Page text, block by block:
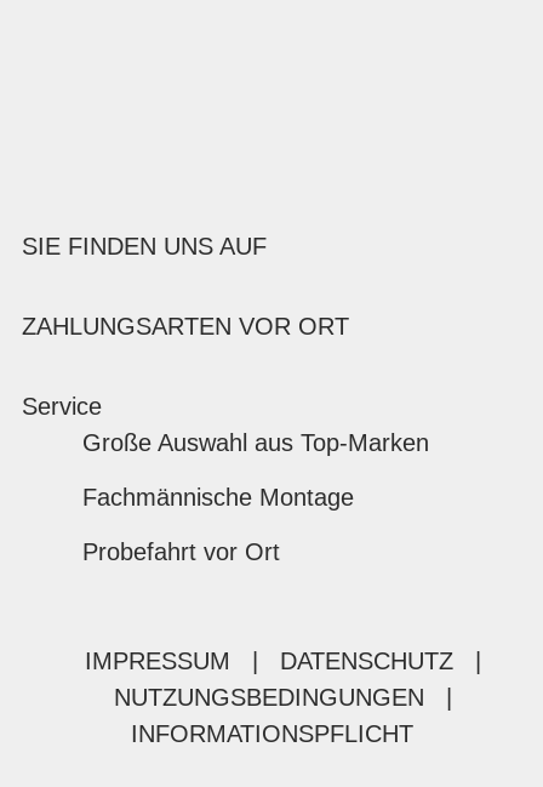
SIE FINDEN UNS AUF
ZAHLUNGSARTEN VOR ORT
Service
Große Auswahl aus Top-Marken
Fachmännische Montage
Probefahrt vor Ort
IMPRESSUM DATENSCHUTZ
NUTZUNGSBEDINGUNGEN
INFORMATIONSPFLICHT